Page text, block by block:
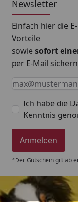
Newsletter
Einfach hier die
Vorteile
sowiesofort
per E-Mail
Keine Eingabe
Eingabe
E-Mail *
Ich habe die
Kenntnis
Anmelden
*Der Gutschein gilt ab